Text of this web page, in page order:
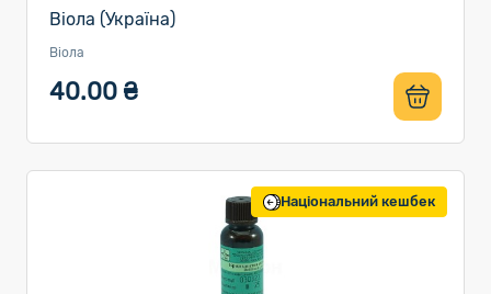
Віола (Україна)
Віола
40.00 ₴
Національний кешбек